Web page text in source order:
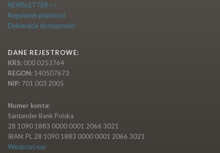
NEWSLETTER >>
Regulamin płatności
Deklaracja dostępności
DANE REJESTROWE:
KRS:000 0253764
REGON:140507673
NIP:701 003 2005
Numer konta:
Santander Bank Polska
28 1090 1883 0000 0001 2066 3021
IBAN: PL 28 1090 1883 0000 0001 2066 3021
Wesprzyj nas